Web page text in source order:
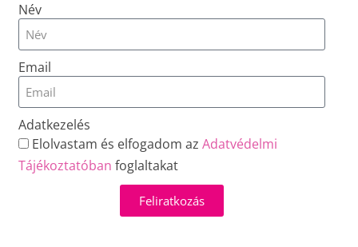
Név
Email
Adatkezelés
Elolvastam és elfogadom azAdatvédelmi
Tájékoztatóban foglaltakat
Feliratkozás